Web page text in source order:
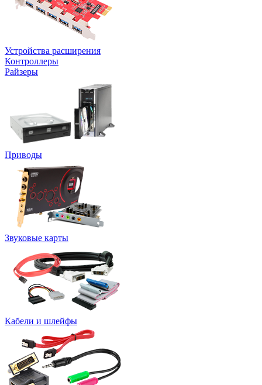
Устройства расширения
Контроллеры
Райзеры
Приводы
Звуковые карты
Кабели и шлейфы